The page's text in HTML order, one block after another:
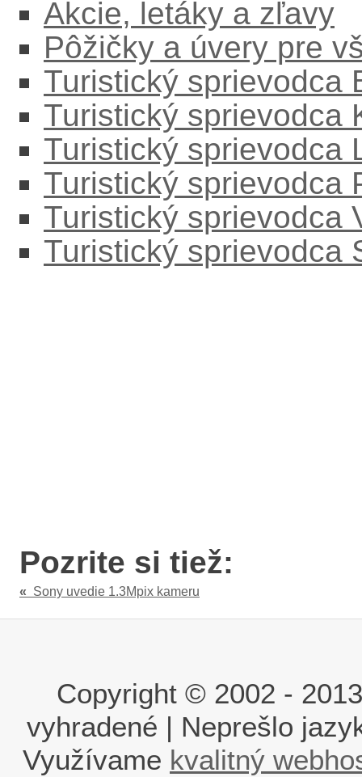
Akcie, letáky a zľavy
Pôžičky a úvery pre
Turistický sprievodca
Turistický sprievodca
Turistický sprievodca
Turistický sprievodca
Turistický sprievodca
Turistický sprievodca
Pozrite si tiež:
« Sony uvedie 1.3Mpix kameru
Copyright © 2002 -
vyhradené | Neprešlo
Využívame kvalitný